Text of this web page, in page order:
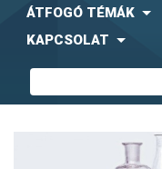
ÁTFOGÓ TÉMÁK
KAPCSOLAT